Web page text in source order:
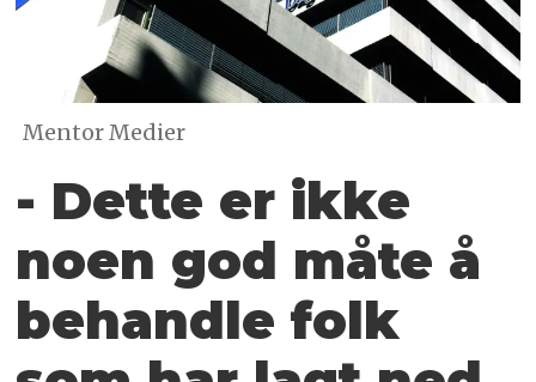
Mentor Medier
- Dette er ikke
noen god måte å
behandle folk